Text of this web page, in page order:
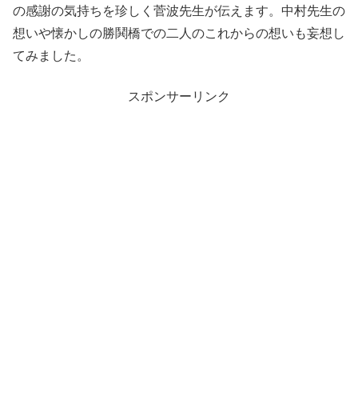
の感謝の気持ちを珍しく菅波先生が伝えます。中村先生の
想いや懐かしの勝鬨橋での二人のこれからの想いも妄想し
てみました。
スポンサーリンク